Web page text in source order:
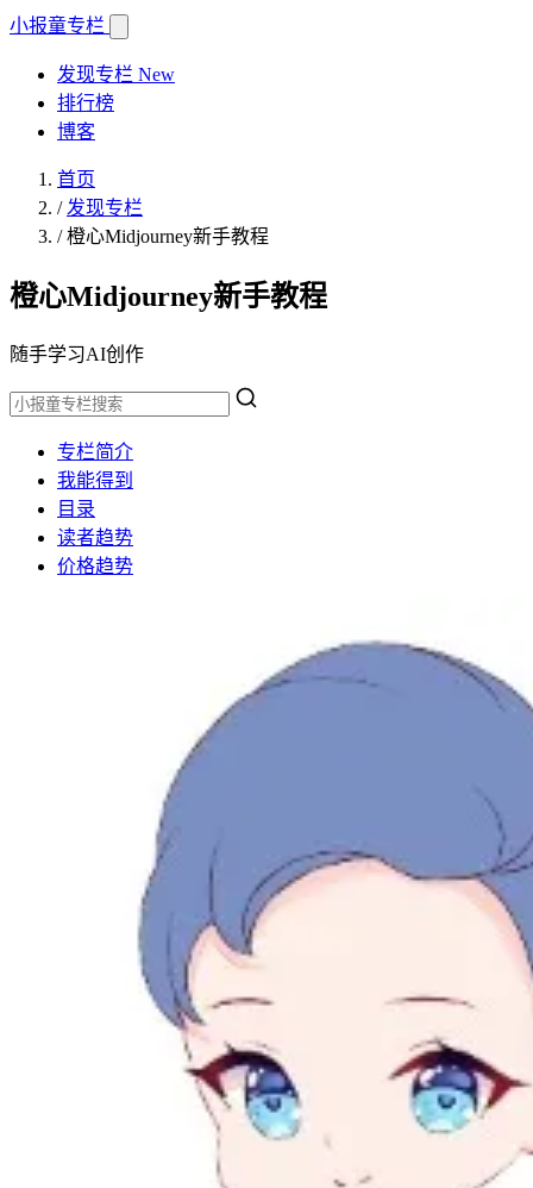
小报童专栏
发现专栏 New
排行榜
博客
首页
/ 发现专栏
/橙心Midjourney新手教程
橙心Midjourney新手教程
随手学习AI创作
专栏简介
我能得到
目录
读者趋势
价格趋势